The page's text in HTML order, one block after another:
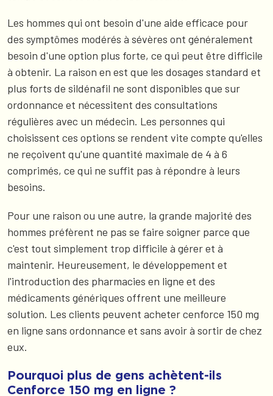
Les hommes qui ont besoin d'une aide efficace pour
des symptômes modérés à sévères ont généralement
besoin d'une option plus forte, ce qui peut être difficile
à obtenir. La raison en est que les dosages standard et
plus forts de sildénafil ne sont disponibles que sur
ordonnance et nécessitent des consultations
régulières avec un médecin. Les personnes qui
choisissent ces options se rendent vite compte qu'elles
ne reçoivent qu'une quantité maximale de 4 à 6
comprimés, ce qui ne suffit pas à répondre à leurs
besoins.
Pour une raison ou une autre, la grande majorité des
hommes préfèrent ne pas se faire soigner parce que
c'est tout simplement trop difficile à gérer et à
maintenir. Heureusement, le développement et
l'introduction des pharmacies en ligne et des
médicaments génériques offrent une meilleure
solution. Les clients peuvent acheter cenforce 150 mg
en ligne sans ordonnance et sans avoir à sortir de chez
eux.
Pourquoi plus de gens achètent-ils
Cenforce 150 mg en ligne ?